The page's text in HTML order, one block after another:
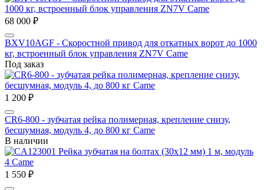
68 000 ₽
BXV10AGF - Скоростной привод для откатных ворот до 1000
кг, встроенный блок управления ZN7V Came
Под заказ
1 200 ₽
CR6-800 - зубчатая рейка полимерная, крепление снизу,
бесшумная, модуль 4, до 800 кг Сame
В наличии
1 550 ₽